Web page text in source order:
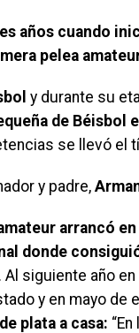
años cuando
pelea
y durante su
de Béisbol
se llevó el
y padre,
arrancó
donde
siguiente año
y en mayo de
plata a casa: